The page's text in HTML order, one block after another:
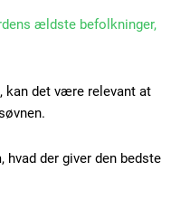
ældste befolkninger,
kan det være relevant at
hvad der giver den bedste